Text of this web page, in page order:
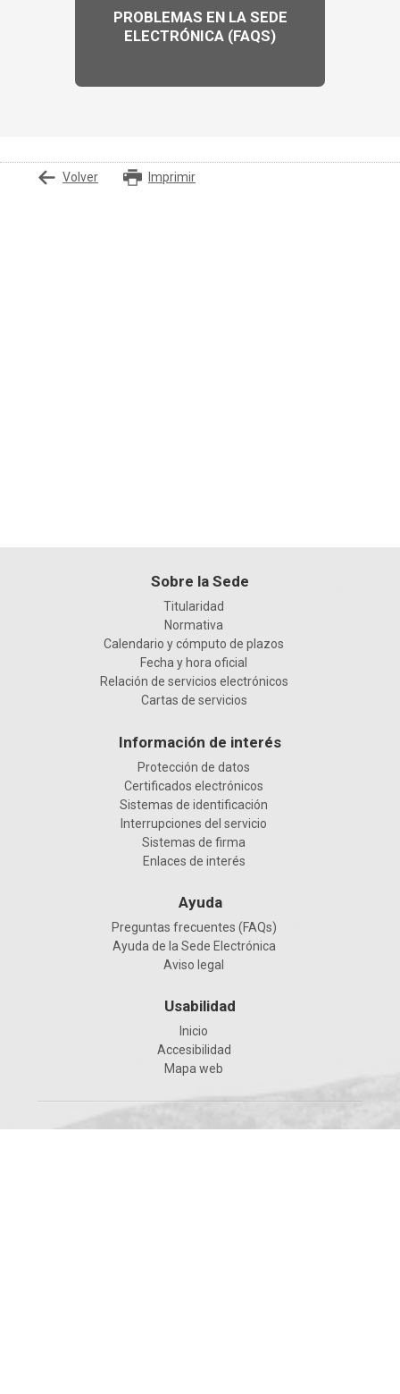
PROBLEMAS EN LA SEDE
ELECTRÓNICA (FAQS)
Volver Imprimir
Sobre la Sede
Titularidad
Normativa
Calendario y cómputo de plazos
Fecha y hora oficial
Relación de servicios electrónicos
Cartas de servicios
Información de interés
Protección de datos
Certificados electrónicos
Sistemas de identificación
Interrupciones del servicio
Sistemas de firma
Enlaces de interés
Ayuda
Preguntas frecuentes (FAQs)
Ayuda de la Sede Electrónica
Aviso legal
Usabilidad
Inicio
Accesibilidad
Mapa web